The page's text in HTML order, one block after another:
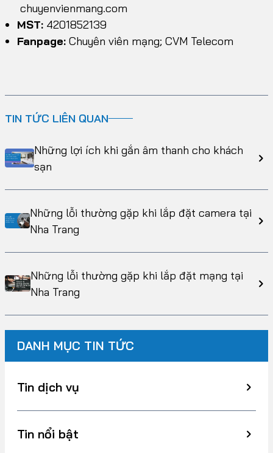
chuyenvienmang.com
MST: 4201852139
Fanpage: Chuyên viên mạng; CVM Telecom
TIN TỨC LIÊN QUAN
Những lợi ích khi gắn âm thanh cho khách
sạn
Những lỗi thường gặp khi lắp đặt camera tại
Nha Trang
Những lỗi thường gặp khi lắp đặt mạng tại
Nha Trang
DANH MỤC TIN TỨC
Tin dịch vụ
Tin nổi bật